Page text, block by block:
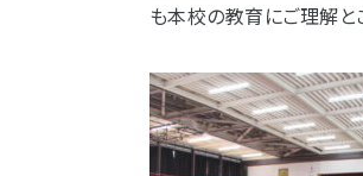
も本校の教育にご理解と